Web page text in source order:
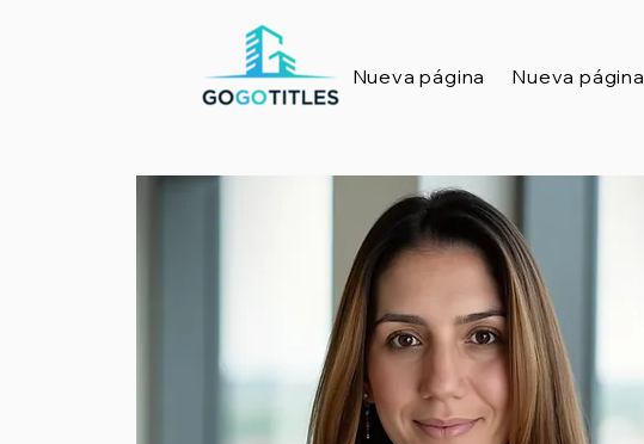
Nueva página Nueva página